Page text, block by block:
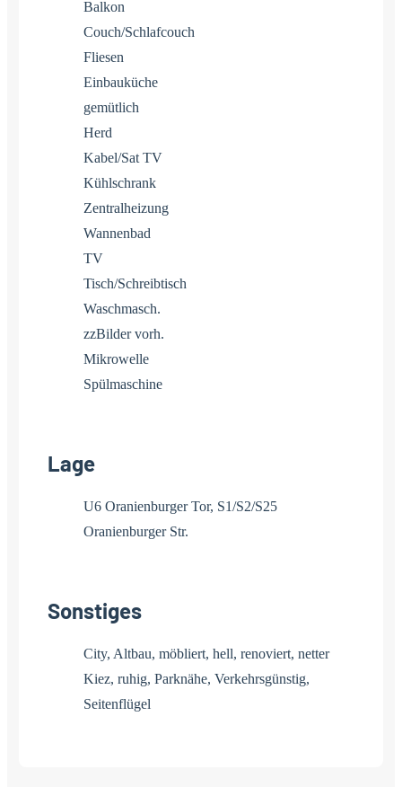
Balkon
Couch/Schlafcouch
Fliesen
Einbauküche
gemütlich
Herd
Kabel/Sat TV
Kühlschrank
Zentralheizung
Wannenbad
TV
Tisch/Schreibtisch
Waschmasch.
zzBilder vorh.
Mikrowelle
Spülmaschine
Lage
U6 Oranienburger Tor, S1/S2/S25
Oranienburger Str.
Sonstiges
City, Altbau, möbliert, hell, renoviert, netter
Kiez, ruhig, Parknähe, Verkehrsgünstig,
Seitenflügel